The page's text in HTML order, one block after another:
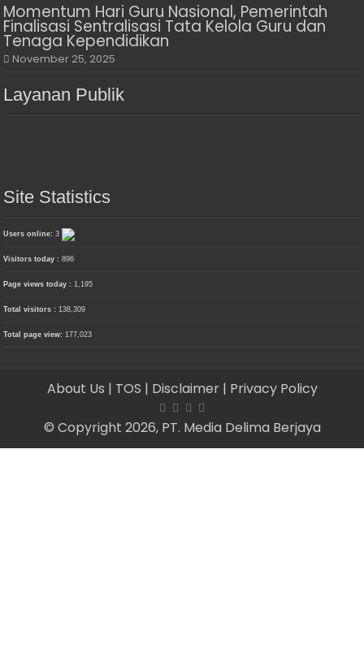
Momentum Hari Guru Nasional, Pemerintah
Finalisasi Sentralisasi Tata Kelola Guru dan
Tenaga Kependidikan
November 25, 2025
Layanan Publik
Site Statistics
Users online:3
Visitors today :896
Page views today :1,195
Total visitors :138,309
Total page view:177,023
About Us | TOS | Disclaimer | Privacy Policy
© Copyright 2026, PT. Media Delima Berjaya